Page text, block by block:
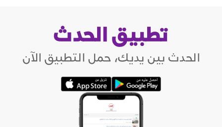
تطبيق الحدث
الحدث بين يديك، حمل التطبيق الآن